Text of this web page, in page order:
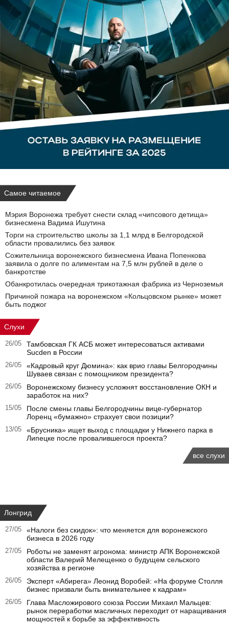
Самое читаемое
Мэрия Воронежа требует снести склад «чипсового детища»
бизнесмена Вадима Ишутина
Торги на строительство школы за 1,1 млрд в Белгородской
области провалились без заявок
Сожительница воронежского бизнесмена Ивана Попенкова
заявила о долге по алиментам на 7,5 млн рублей в деле о
банкротстве
Обанкротилась очередная трикотажная фабрика из Черноземья
Причиной пожара на воронежском «Кольцовском рынке» может
быть поджог
Слухи
26/05
Тамбовская ГК АСБ может интересоваться активами
Sucden в России
26/05
«Кадровый круг Дюмина»: как врио главы Белгородчины
Шуваев связан с помощником президента?
26/05
Воронежскому бизнесу усложнят восстановление ОКН и
заработок на них?
15/05
После смены главы Белгородчины вице-губернатор
Лоренц «бумажно» страхует свои позиции?
13/05
«Брусника» ищет выход с площадки у Нижнего парка в
Липецке после провалившегося проекта?
все слухи
Лонгрид
27/05
«Налоги без скидок»: что меняется для воронежского
бизнеса в 2026 году
27/05
Роботы не заменят агронома: министр АПК Воронежской
области Валерий Мелещенко о будущем сельского
хозяйства в регионе
26/05
Эксперт «Абирега» Леонид Воробей: «На форуме Столля
бизнес призвали быть внимательнее к кадрам»
26/05
Глава Масложирового союза России Михаил Мальцев:
рынок переработки масличных переходит от наращивания
мощностей к борьбе за эффективность